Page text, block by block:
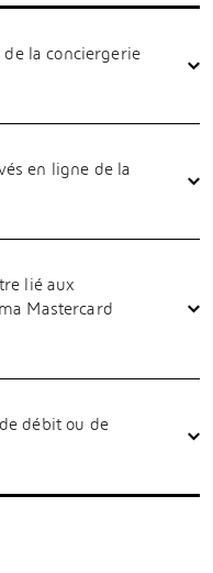
la conciergerie
en ligne de la
lié aux
Mastercard
débit ou de